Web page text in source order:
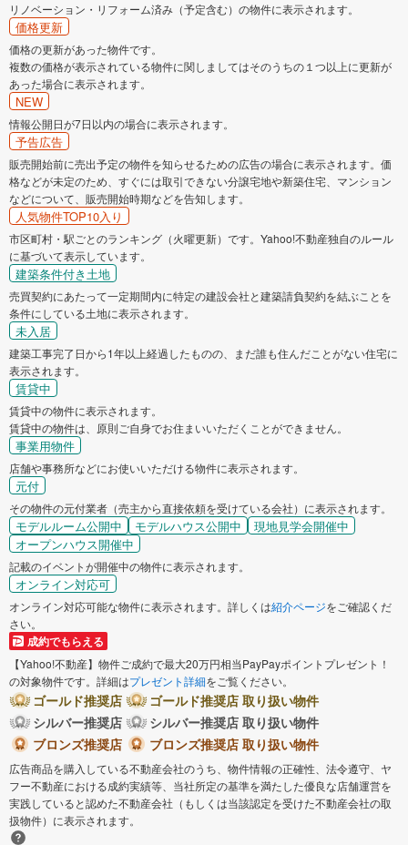
リノベーション・リフォーム済み（予定含む）の物件に表示されます。
価格更新
価格の更新があった物件です。
複数の価格が表示されている物件に関しましてはそのうちの１つ以上に更新が
あった場合に表示されます。
NEW
情報公開日が7日以内の場合に表示されます。
予告広告
販売開始前に売出予定の物件を知らせるための広告の場合に表示されます。価
格などが未定のため、すぐには取引できない分譲宅地や新築住宅、マンション
などについて、販売開始時期などを告知します。
人気物件TOP10入り
市区町村・駅ごとのランキング（火曜更新）です。Yahoo!不動産独自のルール
に基づいて表示しています。
建築条件付き土地
売買契約にあたって一定期間内に特定の建設会社と建築請負契約を結ぶことを
条件にしている土地に表示されます。
未入居
建築工事完了日から1年以上経過したものの、まだ誰も住んだことがない住宅に
表示されます。
賃貸中
賃貸中の物件に表示されます。
賃貸中の物件は、原則ご自身でお住まいいただくことができません。
事業用物件
店舗や事務所などにお使いいただける物件に表示されます。
元付
その物件の元付業者（売主から直接依頼を受けている会社）に表示されます。
モデルルーム公開中 モデルハウス公開中
現地見学会開催中
オープンハウス開催中
記載のイベントが開催中の物件に表示されます。
オンライン対応可
オンライン対応可能な物件に表示されます。詳しくは紹介ページをご確認くだ
さい。
成約でもらえる
【Yahoo!不動産】物件ご成約で最大20万円相当PayPayポイントプレゼント！
の対象物件です。詳細はプレゼント詳細をご覧ください。
ゴールド推奨店
ゴールド推奨店 取り扱い物件
シルバー推奨店
シルバー推奨店 取り扱い物件
ブロンズ推奨店
ブロンズ推奨店 取り扱い物件
広告商品を購入している不動産会社のうち、物件情報の正確性、法令遵守、ヤ
フー不動産における成約実績等、当社所定の基準を満たした優良な店舗運営を
実践していると認めた不動産会社（もしくは当該認定を受けた不動産会社の取
扱物件）に表示されます。